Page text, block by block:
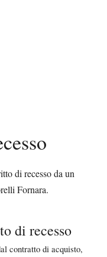
di recesso da un
Fornara.
di recesso
contratto di acquisto,